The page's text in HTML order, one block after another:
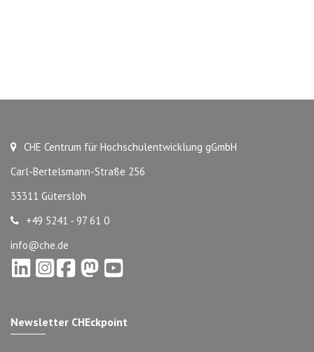
CHE Centrum für Hochschulentwicklung gGmbH
Carl-Bertelsmann-Straße 256
33311 Gütersloh
+49 5241 - 97 61 0
info@che.de
Newsletter CHEckpoint